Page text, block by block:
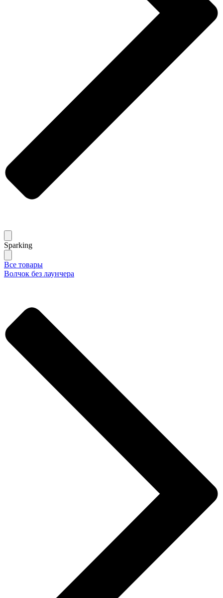
Sparking
Все товары
Волчок без лаунчера